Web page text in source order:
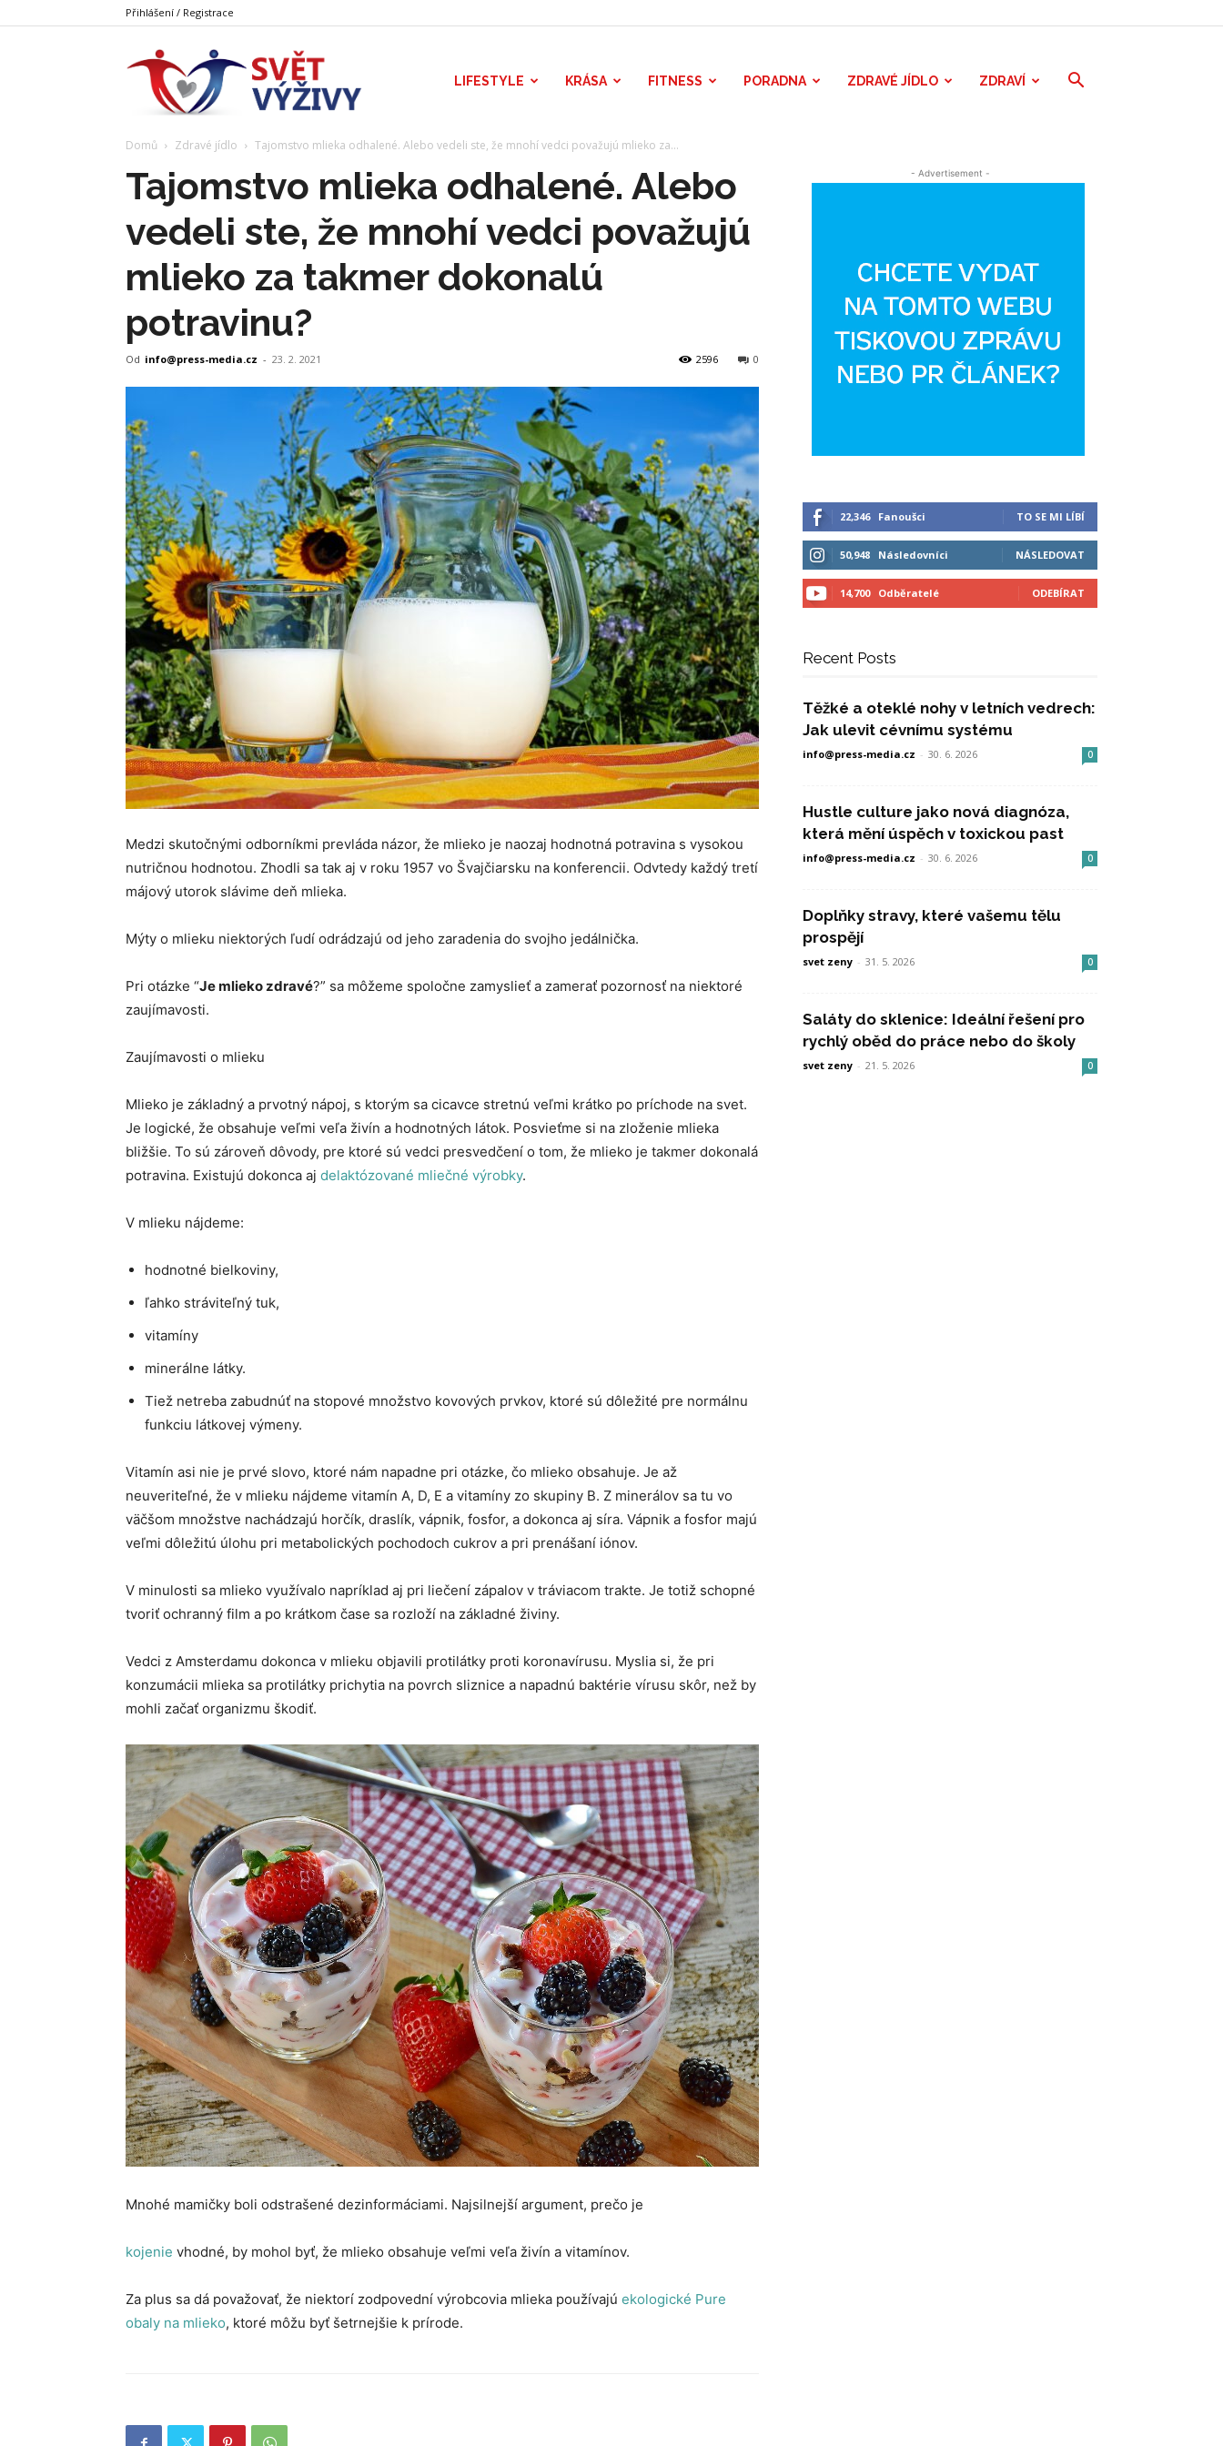
Přihlášení / Registrace
Výživy
LIFESTYLE KRÁSA FITNESS PORADNA ZDRAVÉ JÍDLO ZDRAVÍ
Domů Zdravé jídlo Tajomstvo mlieka odhalené. Alebo vedeli ste, že mnohí vedci považujú mlieko za...
Tajomstvo mlieka odhalené. Alebo
vedeli ste, že mnohí vedci považujú
mlieko za takmer dokonalú
potravinu?
Od info@press-media.cz - 23. 2. 2021 0
2596
Medzi skutočnými odborníkmi prevláda názor, že mlieko je naozaj hodnotná potravina s vysokou
nutričnou hodnotou. Zhodli sa tak aj v roku 1957 vo Švajčiarsku na konferencii. Odvtedy každý tretí
májový utorok slávime deň mlieka.
Mýty o mlieku niektorých ľudí odrádzajú od jeho zaradenia do svojho jedálnička.
Pri otázke “Je mlieko zdravé?” sa môžeme spoločne zamyslieť a zamerať pozornosť na niektoré
zaujímavosti.
Zaujímavosti o mlieku
Mlieko je základný a prvotný nápoj, s ktorým sa cicavce stretnú veľmi krátko po príchode na svet.
Je logické, že obsahuje veľmi veľa živín a hodnotných látok. Posvieťme si na zloženie mlieka
bližšie. To sú zároveň dôvody, pre ktoré sú vedci presvedčení o tom, že mlieko je takmer dokonalá
potravina. Existujú dokonca aj delaktózované mliečné výrobky.
V mlieku nájdeme:
hodnotné bielkoviny,
ľahko stráviteľný tuk,
vitamíny
minerálne látky.
Tiež netreba zabudnúť na stopové množstvo kovových prvkov, ktoré sú dôležité pre normálnu
funkciu látkovej výmeny.
Vitamín asi nie je prvé slovo, ktoré nám napadne pri otázke, čo mlieko obsahuje. Je až
neuveriteľné, že v mlieku nájdeme vitamín A, D, E a vitamíny zo skupiny B. Z minerálov sa tu vo
väčšom množstve nachádzajú horčík, draslík, vápnik, fosfor, a dokonca aj síra. Vápnik a fosfor majú
veľmi dôležitú úlohu pri metabolických pochodoch cukrov a pri prenášaní iónov.
V minulosti sa mlieko využívalo napríklad aj pri liečení zápalov v tráviacom trakte. Je totiž schopné
tvoriť ochranný film a po krátkom čase sa rozloží na základné živiny.
Vedci z Amsterdamu dokonca v mlieku objavili protilátky proti koronavírusu. Myslia si, že pri
konzumácii mlieka sa protilátky prichytia na povrch sliznice a napadnú baktérie vírusu skôr, než by
mohli začať organizmu škodiť.
Mnohé mamičky boli odstrašené dezinformáciami. Najsilnejší argument, prečo je
kojenie vhodné, by mohol byť, že mlieko obsahuje veľmi veľa živín a vitamínov.
Za plus sa dá považovať, že niektorí zodpovední výrobcovia mlieka používajú ekologické Pure
obaly na mlieko, ktoré môžu byť šetrnejšie k prírode.
- Advertisement -
22,346 Fanoušci TO SE MI LÍBÍ
50,948 Následovníci NÁSLEDOVAT
14,700 Odběratelé ODEBÍRAT
Recent Posts
Těžké a oteklé nohy v letních vedrech:
Jak ulevit cévnímu systému
info@press-media.cz - 30. 6. 2026 0
Hustle culture jako nová diagnóza,
která mění úspěch v toxickou past
info@press-media.cz - 30. 6. 2026 0
Doplňky stravy, které vašemu tělu
prospějí
svet zeny - 31. 5. 2026 0
Saláty do sklenice: Ideální řešení pro
rychlý oběd do práce nebo do školy
svet zeny - 21. 5. 2026 0